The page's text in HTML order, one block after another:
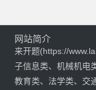
网站简介
来开题(https://
子信息类、机械机电
教育类、法学类、交